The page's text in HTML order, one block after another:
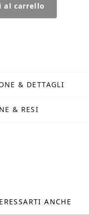
al carrello
& DETTAGLI
& RESI
ANCHE